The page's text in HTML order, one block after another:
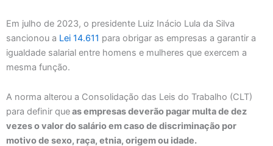
Em julho de 2023, o presidente Luiz Inácio Lula da Silva
sancionou a Lei 14.611 para obrigar as empresas a garantir a
igualdade salarial entre homens e mulheres que exercem a
mesma função.
A norma alterou a Consolidação das Leis do Trabalho (CLT)
para definir queas empresas deverão pagar multa de dez
vezes o valor do salário em caso de discriminação por
motivo de sexo, raça, etnia, origem ou idade.